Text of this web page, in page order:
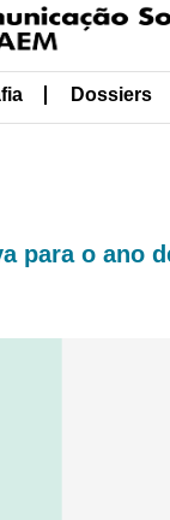
Dossiers
para o ano